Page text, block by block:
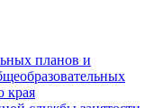
планов и
края